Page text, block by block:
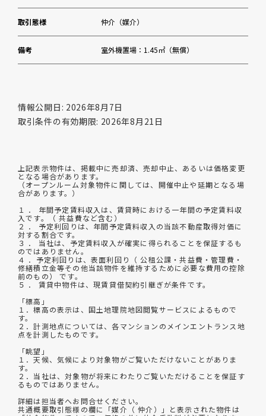
取引態様 仲介（媒介）
備考 室外機置場：1.45㎡（無償）
情報公開日: 2026年8月7日
取引条件の有効期限: 2026年8月21日
上記表示物件は、掲載中に売却済、売却中止、あるいは価格変更
となる場合があります。
（オープンルーム対象物件に関しては、開催中止や延期となる場
合があります。）
１ ． 年間予定賃料収入は、賃貸時における一年間の予定賃料収
入です。（ 共益費など含む）
２ ． 予定利回りは、年間予定賃料収入の当該不動産取得対価に
対する割合です。
３ ． 当社は、予定賃料収入が確実に得られることを保証するも
のではありません。
４ ．予定利回りは、表面利回り（ 公租公課・共益費・管理費・
修繕積立金等その他当該物件を維持するために必要な費用の控除
前のもの） です。
５ ． 賃貸中物件は、現賃貸借契約引継ぎが条件です。
「標高」
１．標高の表示は、国土地理院地図閲覧サービスによるもので
す。
２．計測地点については、各マンションのメインエントランス地
点を計測したものです。
「眺望」
１．天候、気候により対象物がご覧いただけないことがありま
す。
２．当社は、対象物が将来にわたりご覧いただけることを保証す
るものではありません。
詳細は担当者へお問合せください。
共通概要取引態様の欄に「媒介（ 仲介）」と表示された物件は